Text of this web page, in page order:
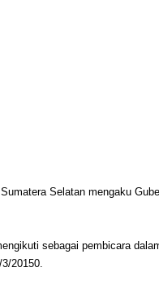
Selatan mengaku
sebagai pembicara
20150.